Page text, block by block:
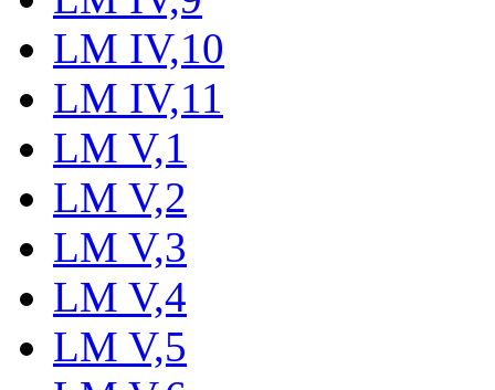
LM IV,10
LM IV,11
LM V,1
LM V,2
LM V,3
LM V,4
LM V,5